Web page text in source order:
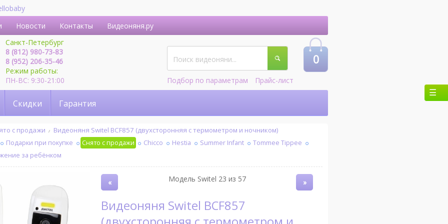
Новости Контакты
Видеоняня.ру
Санкт-Петербург
8 (812) 980-73-83
8 (952) 206-35-46
Режим работы:
ПН-ВС: 9:30-21:00
Подбор по параметрам Прайс-лист
0
Скидки Гарантия
с продажи Видеоняня Switel BCF857 (двухсторонняя с термометром и ночником)
Подарки при покупке Снято с продажи Chicco Hestia Summer Infant
Tommee Tippee
за ребёнком
« Модель Switel 23 из 57 »
Видеоняня Switel BCF857